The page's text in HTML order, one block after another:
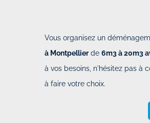
Vous organisez un
à Montpellierde 6m3 à 20m3
à vos besoins, n'hésitez pas à
à faire votre choix.